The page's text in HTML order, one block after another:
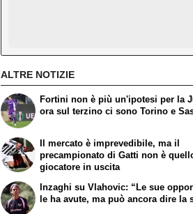
ALTRE NOTIZIE
Fortini non è più un'ipotesi per la
ora sul terzino ci sono Torino e
Il mercato è imprevedibile, ma il
precampionato di Gatti non è
giocatore in uscita
Inzaghi su Vlahovic: “Le sue
le ha avute, ma può ancora dire la